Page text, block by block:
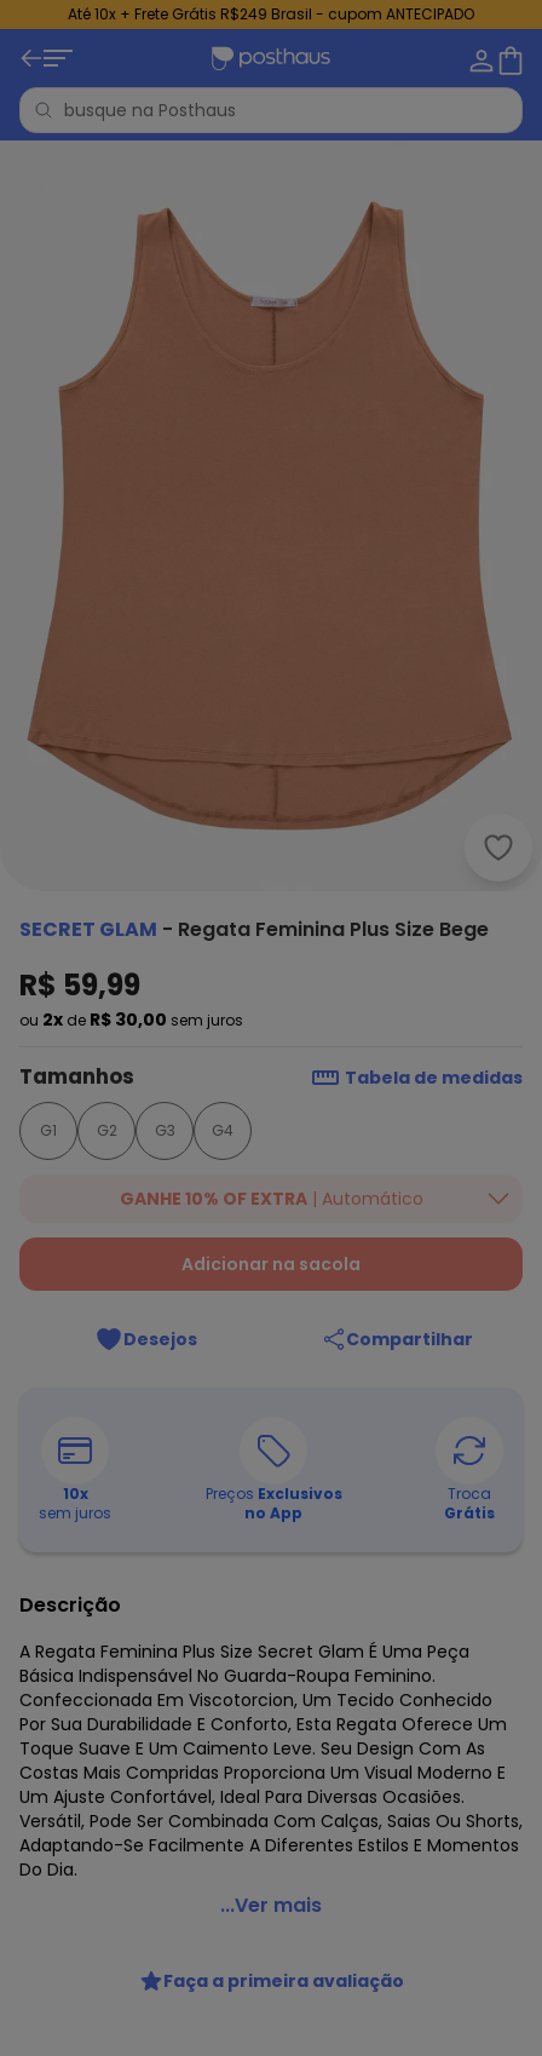
Até 10x + Frete Grátis R$249 Brasil - cupom ANTECIPADO
SECRET GLAM - Regata Feminina Plus Size Bege
R$ 59,99
ou 2x de R$ 30,00 sem juros
Tamanhos Tabela de medidas
G1 G2 G3 G4
GANHE 10% OF EXTRA | Automático
Ganhe 10% OFF em lista selecionada. Valido até 16/07/2026.
Desconto aplicado na finalização da compra.
Adicionar na sacola
Desejos Compartilhar
10x
sem juros
Preços Exclusivos
no App
Troca
Grátis
Descrição
A Regata Feminina Plus Size Secret Glam É Uma Peça
Básica Indispensável No Guarda-Roupa Feminino.
Confeccionada Em Viscotorcion, Um Tecido Conhecido
Por Sua Durabilidade E Conforto, Esta Regata Oferece Um
Toque Suave E Um Caimento Leve. Seu Design Com As
Costas Mais Compridas Proporciona Um Visual Moderno E
Um Ajuste Confortável, Ideal Para Diversas Ocasiões.
Versátil, Pode Ser Combinada Com Calças, Saias Ou Shorts,
Adaptando-Se Facilmente A Diferentes Estilos E Momentos
Do Dia.
Secret Glam - Regata Feminina Plus Size Bege
Fornecedor: ROVITEX IND E COM DE MALHAS LTDA / CNPJ
79.233.672/0010-98
...Ver mais
Faça a primeira avaliação